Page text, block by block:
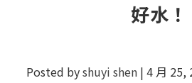
好水！
Posted byshuyi shen | 4 月 25,